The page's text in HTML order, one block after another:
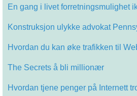
En gang i livet forretningsmulighet
Konstruksjon ulykke advokat
Hvordan du kan øke trafikken til
The Secrets å bli millionær
Hvordan tjene penger på Internett